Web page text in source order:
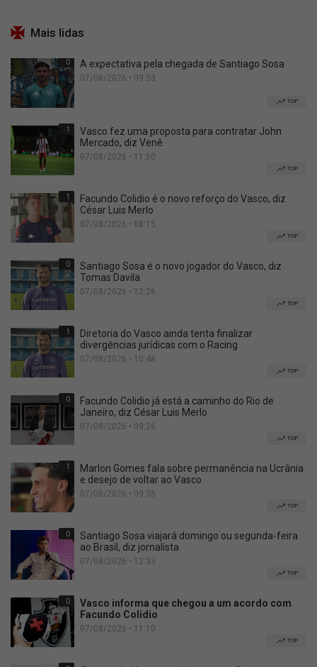
Mais lidas
0 A expectativa pela chegada de Santiago Sosa
07/08/2026 • 09:53
TOP
1
Vasco fez uma proposta para contratar John
Mercado, diz Venê
07/08/2026 • 11:50
TOP
1
Facundo Colidio é o novo reforço do Vasco, diz
César Luis Merlo
07/08/2026 • 08:15
TOP
0
Santiago Sosa é o novo jogador do Vasco, diz
Tomas Davila
07/08/2026 • 12:26
TOP
1
Diretoria do Vasco ainda tenta finalizar
divergências jurídicas com o Racing
07/08/2026 • 10:48
TOP
0
Facundo Colidio já está a caminho do Rio de
Janeiro, diz César Luis Merlo
07/08/2026 • 09:26
TOP
1
Marlon Gomes fala sobre permanência na Ucrânia
e desejo de voltar ao Vasco
07/08/2026 • 09:35
TOP
0
Santiago Sosa viajará domingo ou segunda-feira
ao Brasil, diz jornalista
07/08/2026 • 12:33
TOP
0
Vasco informa que chegou a um acordo com
Facundo Colidio
07/08/2026 • 11:10
TOP